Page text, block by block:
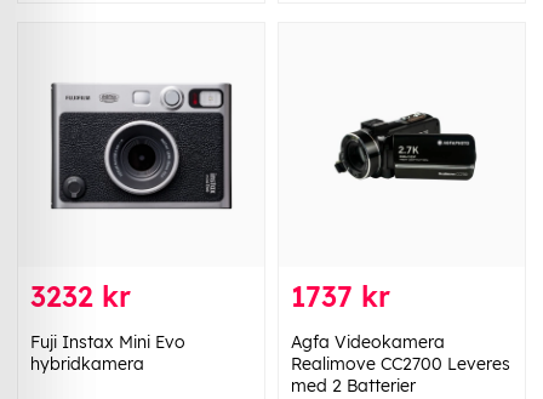
3232 kr
Fuji Instax Mini Evo
hybridkamera
1737 kr
Agfa Videokamera
Realimove CC2700 Leveres
med 2 Batterier